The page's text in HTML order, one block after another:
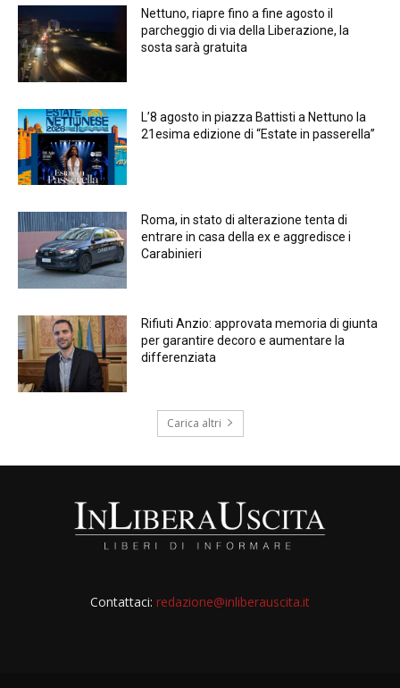
Nettuno, riapre fino a fine agosto il
parcheggio di via della Liberazione, la
sosta sarà gratuita
L’8 agosto in piazza Battisti a Nettuno la
21esima edizione di “Estate in passerella”
Roma, in stato di alterazione tenta di
entrare in casa della ex e aggredisce i
Carabinieri
Rifiuti Anzio: approvata memoria di giunta
per garantire decoro e aumentare la
differenziata
Carica altri
Contattaci: redazione@inliberauscita.it